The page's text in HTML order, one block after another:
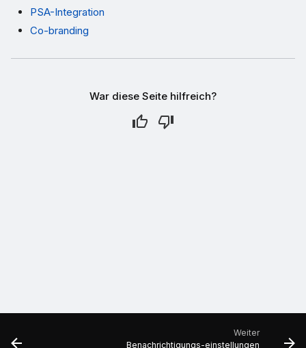
PSA-Integration
Co-branding
War diese Seite hilfreich?
Weiter
Benachrichtigungs-einstellungen